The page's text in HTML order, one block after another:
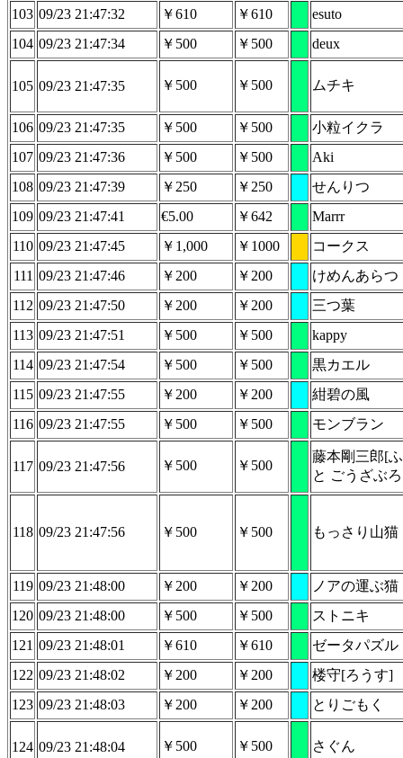
103 09/23 21:47:32 ￥610 ￥610
esuto
104 09/23 21:47:34 ￥500 ￥500 deux
105 09/23 21:47:35 ￥500 ￥500 ムチキ
106 09/23 21:47:35 ￥500 ￥500
小粒イクラ
107 09/23 21:47:36 ￥500 ￥500
Aki
108 09/23 21:47:39 ￥250 ￥250
せんりつ
109 09/23 21:47:41 €5.00 ￥642
Marrr
110 09/23 21:47:45 ￥1,000 ￥1000
コークス
111 09/23 21:47:46 ￥200 ￥200
けめんあらつ
112 09/23 21:47:50 ￥200 ￥200
三つ葉
113 09/23 21:47:51 ￥500 ￥500
kappy
114 09/23 21:47:54 ￥500 ￥500
黒カエル
115 09/23 21:47:55 ￥200 ￥200
紺碧の風
116 09/23 21:47:55 ￥500 ￥500 モンブラン
117 09/23 21:47:56 ￥500 ￥500
藤本剛三郎[
と ごうざぶ
118 09/23 21:47:56 ￥500 ￥500 もっさり山猫
119 09/23 21:48:00 ￥200 ￥200
ノアの運ぶ猫
120 09/23 21:48:00 ￥500 ￥500
ストニキ
121 09/23 21:48:01 ￥610 ￥610
ゼータパズル
122 09/23 21:48:02 ￥200 ￥200
楼守[ろうす]
123 09/23 21:48:03 ￥200 ￥200 とりごもく
124 09/23 21:48:04 ￥500 ￥500 さぐん